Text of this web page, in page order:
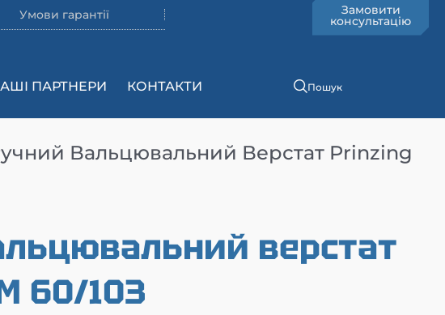
Умови гарантії Замовити
консультацію
ПАРТНЕРИ КОНТАКТИ Пошук
Вальцювальний Верстат Prinzing
верстат
60/103